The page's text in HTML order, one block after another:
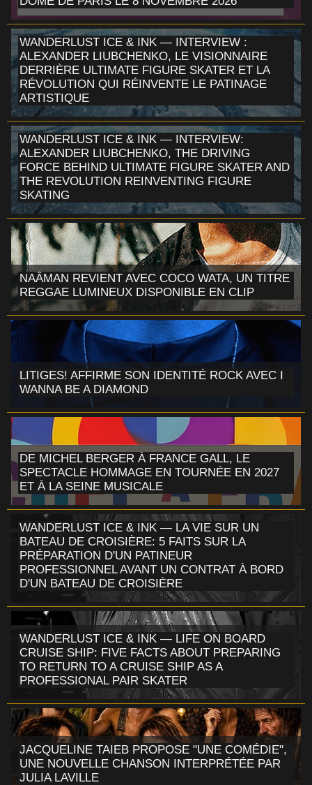
WANDERLUST ICE & INK — INTERVIEW :
ALEXANDER LIUBCHENKO, LE VISIONNAIRE
DERRIÈRE ULTIMATE FIGURE SKATER ET LA
RÉVOLUTION QUI RÉINVENTE LE PATINAGE
ARTISTIQUE
WANDERLUST ICE & INK — INTERVIEW:
ALEXANDER LIUBCHENKO, THE DRIVING
FORCE BEHIND ULTIMATE FIGURE SKATER AND
THE REVOLUTION REINVENTING FIGURE
SKATING
NAÂMAN REVIENT AVEC COCO WATA, UN TITRE
REGGAE LUMINEUX DISPONIBLE EN CLIP
LITIGES! AFFIRME SON IDENTITÉ ROCK AVEC I
WANNA BE A DIAMOND
DE MICHEL BERGER À FRANCE GALL, LE
SPECTACLE HOMMAGE EN TOURNÉE EN 2027
ET À LA SEINE MUSICALE
WANDERLUST ICE & INK — LA VIE SUR UN
BATEAU DE CROISIÈRE: 5 FAITS SUR LA
PRÉPARATION D'UN PATINEUR
PROFESSIONNEL AVANT UN CONTRAT À BORD
D'UN BATEAU DE CROISIÈRE
WANDERLUST ICE & INK — LIFE ON BOARD
CRUISE SHIP: FIVE FACTS ABOUT PREPARING
TO RETURN TO A CRUISE SHIP AS A
PROFESSIONAL PAIR SKATER
JACQUELINE TAIEB PROPOSE "UNE COMÉDIE",
UNE NOUVELLE CHANSON INTERPRÉTÉE PAR
JULIA LAVILLE